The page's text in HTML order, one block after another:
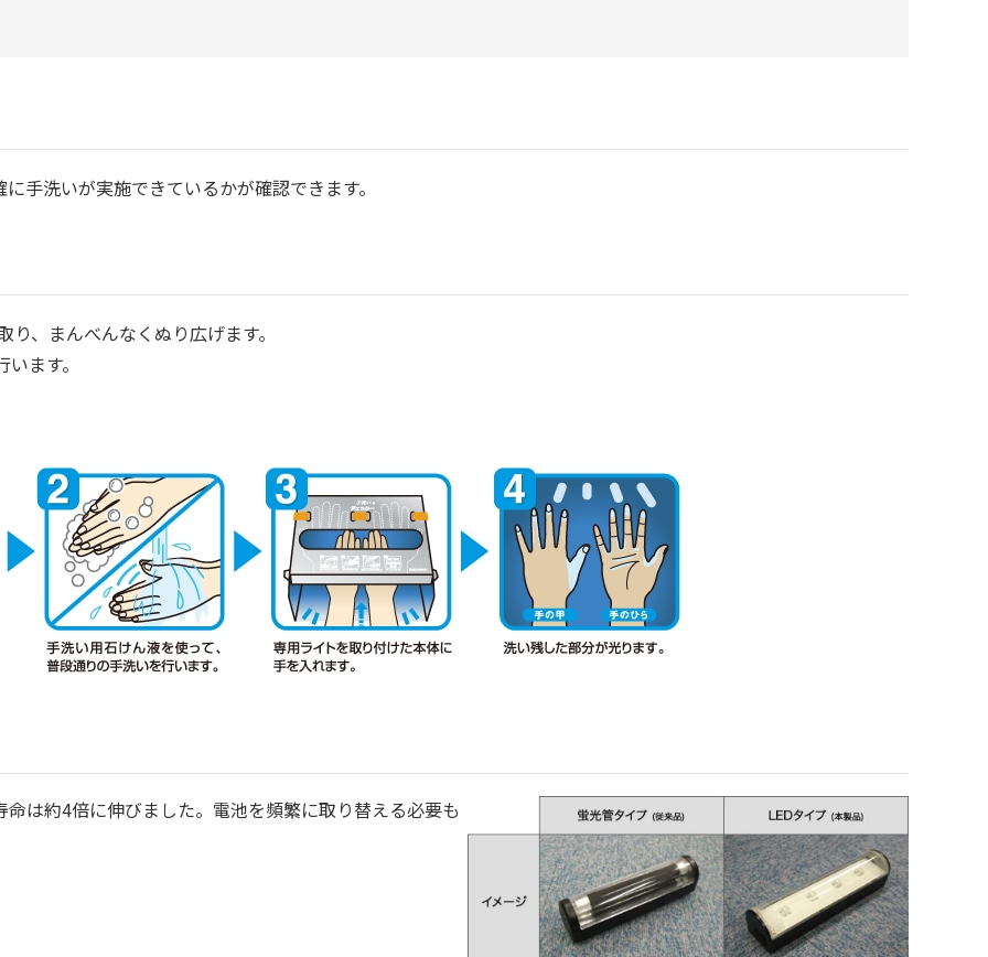
手洗いが実施できているかが確認できます。
、まんべんなくぬり広げます。
ます。
は約4倍に伸びました。電池を頻繁に取り替える必要も